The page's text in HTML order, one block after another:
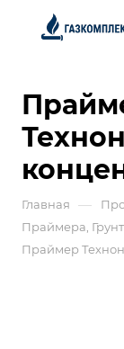
Главная —
Праймера,
Праймер